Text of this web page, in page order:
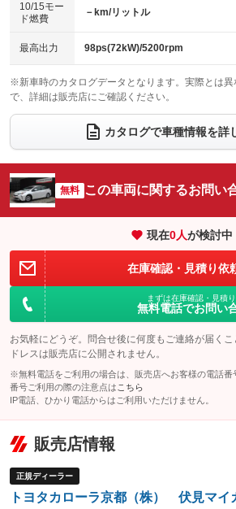
ベンチシート
：装備なし
チップアップシート
：装備なし
電動格納サードシート
：装備なし シー
：装
ウォークスルー
電動リアゲート フロ
：装
シートエアコン
：装備なし 全周
：装
サイドカメラ
：装備なし ルー
：装
エアサスペンション ヘッ
10/15モー
ド燃費
－km/リットル
最高出力 98ps(72kW)/5200rpm
※新車時のカタログデータとなります。実際とは
で、詳細は販売店にご確認ください。
カタログで車種情報を詳
無料 この車両に関するお問い
現在0人が検討中
在庫確認・見積り依
まずは在庫確認・見積
無料電話でお問い
お気軽にどうぞ。問合せ後に何度もご連絡が届く
ドレスは販売店に公開されません。
※無料電話をご利用の場合は、販売店へお客様の電話番
番号ご利用の際の注意点は こちら
IP電話、ひかり電話からはご利用いただけません。
販売店情報
正規ディーラー
トヨタカローラ京都（株） 伏見マイ